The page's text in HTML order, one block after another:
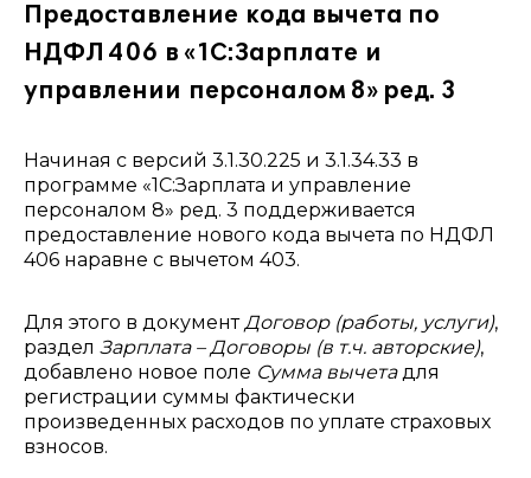
Предоставление кода вычета по
НДФЛ 406 в «1С:Зарплате и
управлении персоналом 8» ред. 3
Начиная с версий 3.1.30.225 и 3.1.34.33 в
программе «1С:Зарплата и управление
персоналом 8» ред. 3 поддерживается
предоставление нового кода вычета по НДФЛ
406 наравне с вычетом 403.
Для этого в документДоговор (работы, услуги),
раздел Зарплата – Договоры (в т.ч. авторские),
добавлено новое поле Сумма вычетадля
регистрации суммы фактически
произведенных расходов по уплате страховых
взносов.